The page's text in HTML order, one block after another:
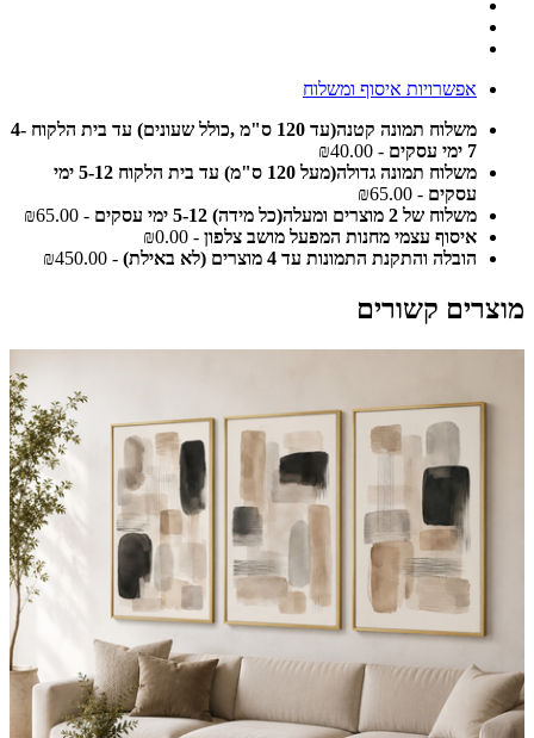
אפשרויות איסוף ומשלוח
משלוח תמונה קטנה(עד 120 ס"מ ,כולל שעונים) עד בית הלקוח 4-
7 ימי עסקים
- ₪40.00
משלוח תמונה גדולה(מעל 120 ס"מ) עד בית הלקוח 5-12 ימי
עסקים - ₪65.00
משלוח של 2 מוצרים ומעלה(כל מידה) 5-12 ימי עסקים
- ₪65.00
איסוף עצמי מחנות המפעל מושב צלפון - ₪0.00
הובלה והתקנת התמונות עד 4 מוצרים (לא באילת)
- ₪450.00
מוצרים קשורים